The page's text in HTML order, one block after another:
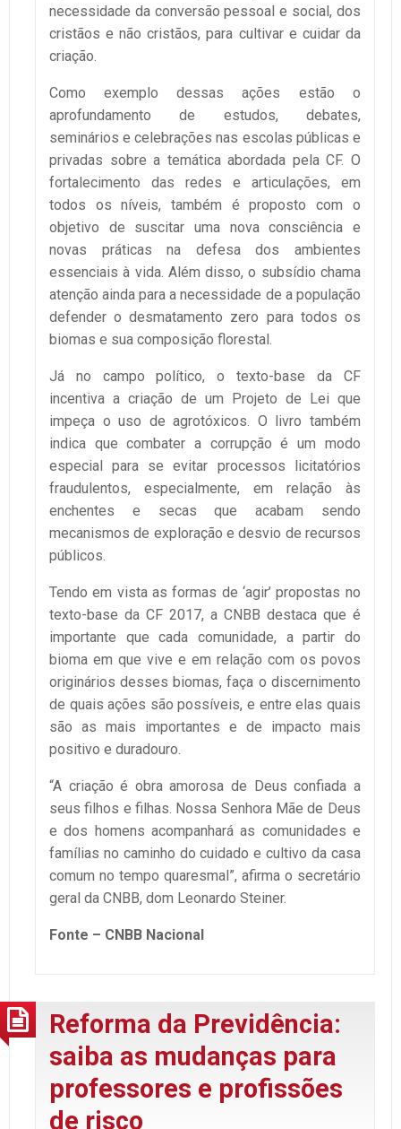
necessidade da conversão pessoal e social, dos
cristãos e não cristãos, para cultivar e cuidar da
criação.
Como exemplo dessas ações estão o
aprofundamento de estudos, debates,
seminários e celebrações nas escolas públicas e
privadas sobre a temática abordada pela CF. O
fortalecimento das redes e articulações, em
todos os níveis, também é proposto com o
objetivo de suscitar uma nova consciência e
novas práticas na defesa dos ambientes
essenciais à vida. Além disso, o subsídio chama
atenção ainda para a necessidade de a população
defender o desmatamento zero para todos os
biomas e sua composição florestal.
Já no campo político, o texto-base da CF
incentiva a criação de um Projeto de Lei que
impeça o uso de agrotóxicos. O livro também
indica que combater a corrupção é um modo
especial para se evitar processos licitatórios
fraudulentos, especialmente, em relação às
enchentes e secas que acabam sendo
mecanismos de exploração e desvio de recursos
públicos.
Tendo em vista as formas de ‘agir’ propostas no
texto-base da CF 2017, a CNBB destaca que é
importante que cada comunidade, a partir do
bioma em que vive e em relação com os povos
originários desses biomas, faça o discernimento
de quais ações são possíveis, e entre elas quais
são as mais importantes e de impacto mais
positivo e duradouro.
“A criação é obra amorosa de Deus confiada a
seus filhos e filhas. Nossa Senhora Mãe de Deus
e dos homens acompanhará as comunidades e
famílias no caminho do cuidado e cultivo da casa
comum no tempo quaresmal”, afirma o secretário
geral da CNBB, dom Leonardo Steiner.
Fonte – CNBB Nacional
Reforma da Previdência:
saiba as mudanças para
professores e profissões
de risco